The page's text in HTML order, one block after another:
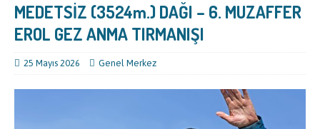
MEDETSİZ (3524m.) DAĞI – 6. MUZAFFER
EROL GEZ ANMA TIRMANIŞI
25 Mayıs 2026 Genel Merkez